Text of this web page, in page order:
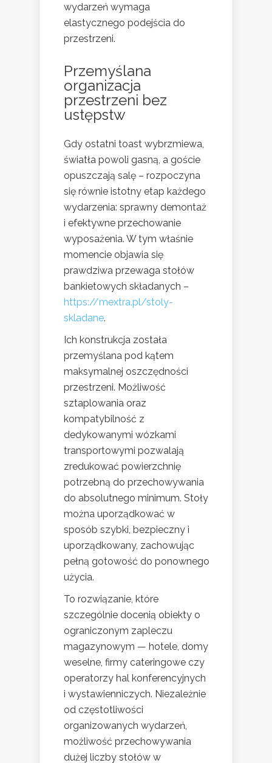
wydarzeń wymaga
elastycznego podejścia do
przestrzeni.
Przemyślana
organizacja
przestrzeni bez
ustępstw
Gdy ostatni toast wybrzmiewa,
światła powoli gasną, a goście
opuszczają salę – rozpoczyna
się równie istotny etap każdego
wydarzenia: sprawny demontaż
i efektywne przechowanie
wyposażenia. W tym właśnie
momencie objawia się
prawdziwa przewaga stołów
bankietowych składanych –
https://mextra.pl/stoly-
skladane.
Ich konstrukcja została
przemyślana pod kątem
maksymalnej oszczędności
przestrzeni. Możliwość
sztaplowania oraz
kompatybilność z
dedykowanymi wózkami
transportowymi pozwalają
zredukować powierzchnię
potrzebną do przechowywania
do absolutnego minimum. Stoły
można uporządkować w
sposób szybki, bezpieczny i
uporządkowany, zachowując
pełną gotowość do ponownego
użycia.
To rozwiązanie, które
szczególnie docenią obiekty o
ograniczonym zapleczu
magazynowym — hotele, domy
weselne, firmy cateringowe czy
operatorzy hal konferencyjnych
i wystawienniczych. Niezależnie
od częstotliwości
organizowanych wydarzeń,
możliwość przechowywania
dużej liczby stołów w